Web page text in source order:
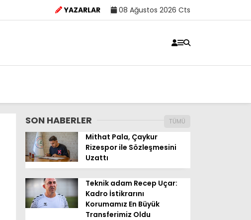
YAZARLAR 08 Ağustos 2026 Cts
SON HABERLER TÜMÜ
Mithat Pala, Çaykur
Rizespor ile Sözleşmesini
Uzattı
Teknik adam Recep Uçar:
Kadro İstikrarını
Korumamız En Büyük
Transferimiz Oldu